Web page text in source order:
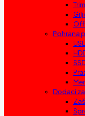
Pohrana
Dodaci